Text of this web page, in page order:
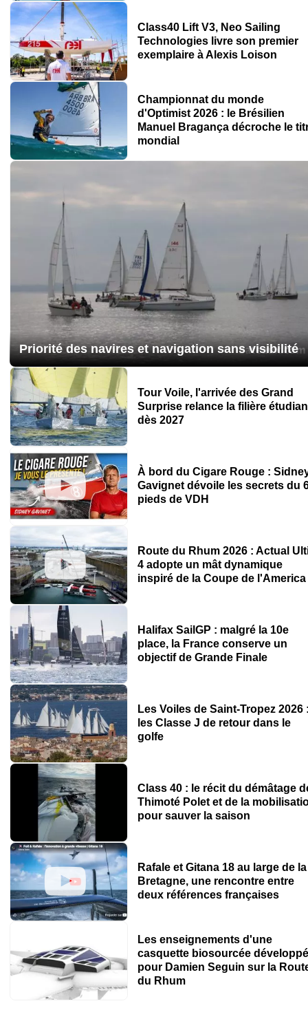
Class40 Lift V3, Neo Sailing
Technologies livre son premier
exemplaire à Alexis Loison
Championnat du monde
d'Optimist 2026 : le Brésilien
Manuel Bragança décroche le
mondial
Priorité des navires et navigation sans visibilité
Tour Voile, l'arrivée des Grand
Surprise relance la filière
dès 2027
À bord du Cigare Rouge :
Gavignet dévoile les secrets du
pieds de VDH
Route du Rhum 2026 : Actual
4 adopte un mât dynamique
inspiré de la Coupe de l'America
Halifax SailGP : malgré la 10e
place, la France conserve un
objectif de Grande Finale
Les Voiles de Saint-Tropez 2026
les Classe J de retour dans le
golfe
Class 40 : le récit du démâtage
Thimoté Polet et de la
pour sauver la saison
Rafale et Gitana 18 au large de la
Bretagne, une rencontre entre
deux références françaises
Les enseignements d'une
casquette biosourcée
pour Damien Seguin sur la
du Rhum